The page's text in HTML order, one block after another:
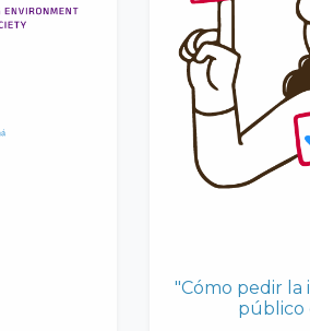
"Cómo pedir la
público